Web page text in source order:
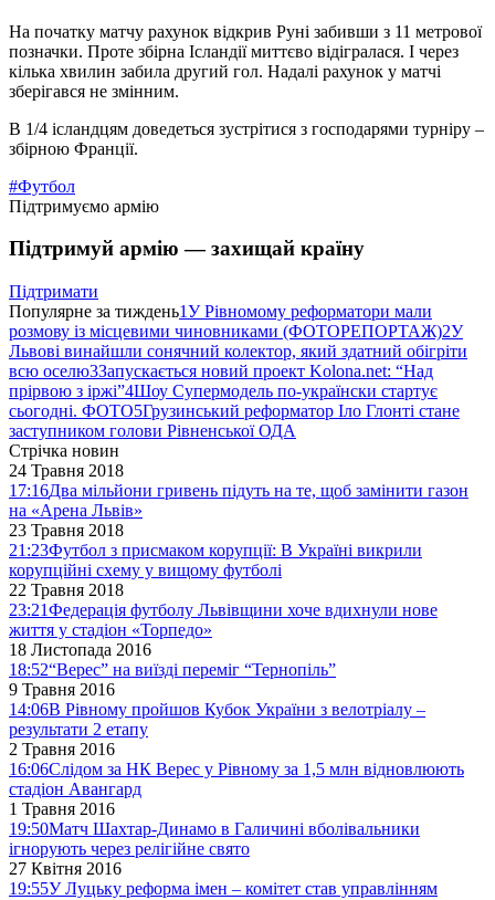
На початку матчу рахунок відкрив Руні забивши з 11 метрової
позначки. Проте збірна Ісландії миттєво відігралася. І через
кілька хвилин забила другий гол. Надалі рахунок у матчі
зберігався не змінним.
В 1/4 ісландцям доведеться зустрітися з господарями турніру –
збірною Франції.
#Футбол
Підтримуємо армію
Підтримуй армію — захищай країну
Підтримати
Популярне за тиждень1У Рівномому реформатори мали
розмову із місцевими чиновниками (ФОТОРЕПОРТАЖ)2У
Львові винайшли сонячний колектор, який здатний обігріти
всю оселю3Запускається новий проект Kolona.net: “Над
прірвою з іржі”4Шоу Супермодель по-українски стартує
сьогодні. ФОТО5Грузинський реформатор Іло Глонті стане
заступником голови Рівненської ОДА
Стрічка новин
24 Травня 2018
17:16Два мільйони гривень підуть на те, щоб замінити газон
на «Арена Львів»
23 Травня 2018
21:23Футбол з присмаком корупції: В Україні викрили
корупційні схему у вищому футболі
22 Травня 2018
23:21Федерація футболу Львівщини хоче вдихнули нове
життя у стадіон «Торпедо»
18 Листопада 2016
18:52“Верес” на виїзді переміг “Тернопіль”
9 Травня 2016
14:06В Рівному пройшов Кубок України з велотріалу –
результати 2 етапу
2 Травня 2016
16:06Слідом за НК Верес у Рівному за 1,5 млн відновлюють
стадіон Авангард
1 Травня 2016
19:50Матч Шахтар-Динамо в Галичині вболівальники
ігнорують через релігійне свято
27 Квітня 2016
19:55У Луцьку реформа імен – комітет став управлінням